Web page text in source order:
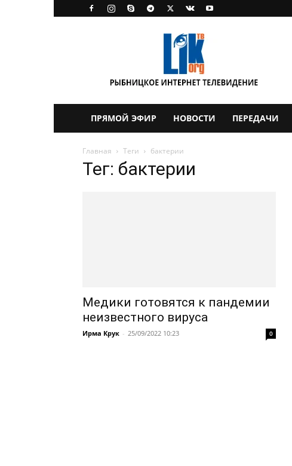
ПРЯМОЙ ЭФИР НОВОСТИ ПЕРЕДАЧИ
Главная Теги бактерии
Тег: бактерии
Медики готовятся к пандемии
неизвестного вируса
Ирма Крук - 25/09/2022 10:23 0